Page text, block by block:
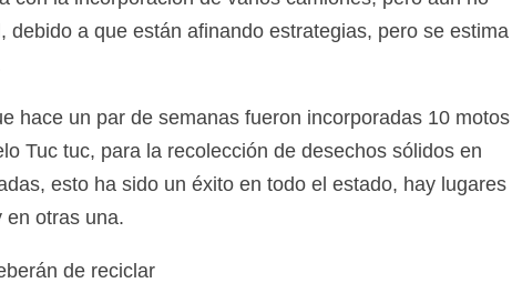
debido a que están afinando estrategias, pero se estima
hace un par de semanas fueron incorporadas 10 motos
Tuc tuc, para la recolección de desechos sólidos en
esto ha sido un éxito en todo el estado, hay lugares
en otras una.
de reciclar